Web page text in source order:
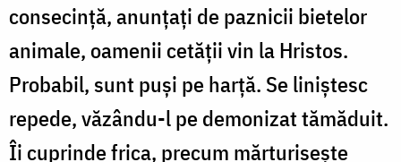
consecință, anunțați de paznicii bietelor
animale, oamenii cetății vin la Hristos.
Probabil, sunt puși pe harță. Se liniștesc
repede, văzându-l pe demonizat tămăduit.
Îi cuprinde frica, precum mărturisește